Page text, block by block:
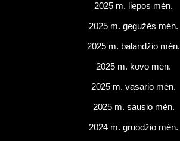
2025 m. liepos mėn.
2025 m. gegužės mėn.
2025 m. balandžio mėn.
2025 m. kovo mėn.
2025 m. vasario mėn.
2025 m. sausio mėn.
2024 m. gruodžio mėn.